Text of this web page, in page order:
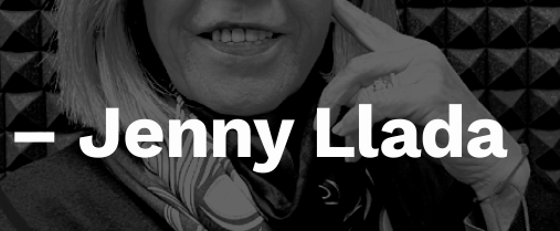
Jenny Llada